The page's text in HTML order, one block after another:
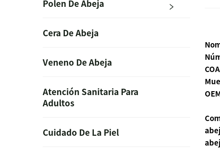
Polen De Abeja
Cera De Abeja
Veneno De Abeja
Atención Sanitaria Para
Adultos
Cuidado De La Piel